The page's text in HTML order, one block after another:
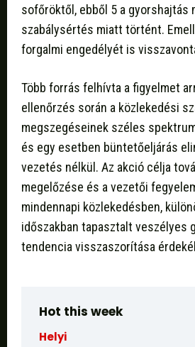
sofőröktől, ebből 5 a gyorshajtás
szabálysértés miatt történt.
forgalmi engedélyét is
Több forrás felhívta a figyelmet
ellenőrzés során a közlekedési
megszegéseinek széles
és egy esetben büntetőeljárás
vezetés nélkül. Az akció célja
megelőzése és a vezetői
mindennapi közlekedésben,
időszakban tapasztalt veszélyes
tendencia visszaszorítása
Hot this week
Helyi